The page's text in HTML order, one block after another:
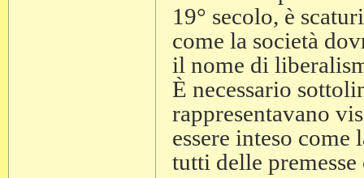
19° secolo, è
come la società
il nome di
È necessario
rappresentavano
essere inteso
tutti delle